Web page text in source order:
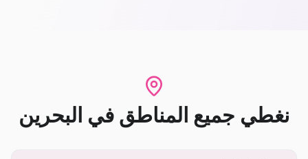
نغطي جميع المناطق في البحرين